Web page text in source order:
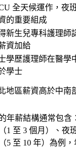
全天候運作，夜
的重要組成
新生兒專科護理師
資加給
學歷護理師在醫學
學士
地區薪資高於中南
年薪結構通常包含
1 至 3 個月）、夜
5 至 10 年）為例，